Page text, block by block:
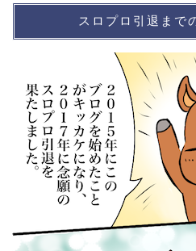
スロプロ引退まで